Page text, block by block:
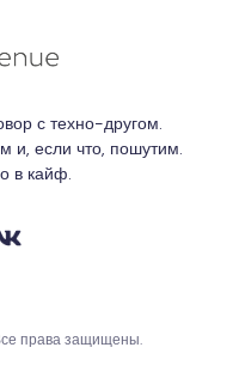
с техно-другом.
и, если что, пошутим.
в кайф.
права защищены.